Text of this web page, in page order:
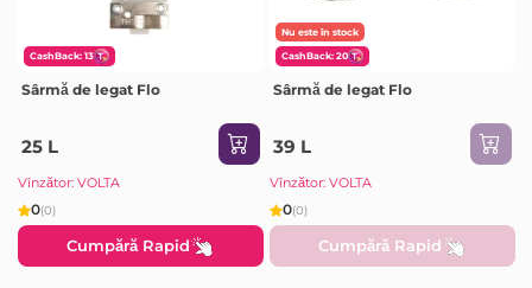
CashBack: 13
Sârmă de legat Flo
25 L
Vînzător: VOLTA
0(0)
Cumpără Rapid
Nu este în stock
CashBack: 20
Sârmă de legat Flo
39 L
Vînzător: VOLTA
0(0)
Cumpără Rapid